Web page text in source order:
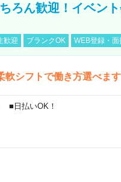
ろん歓迎！イベン
歓迎 ブランクOK WEB登録・面
軟シフトで働き方選べま
■日払いOK！